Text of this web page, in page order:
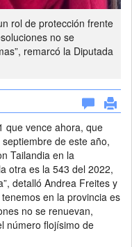
rol de protección frente
no se
remarcó la Diputada
que vence ahora, que
de este año,
Tailandia en la
otra es la 543 del 2022,
detalló Andrea Freites y
en la provincia es
no se renuevan,
número flojísimo de